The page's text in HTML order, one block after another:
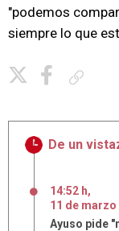
"podemos
siempre lo que
De un
14:52 h,
11 de marzo
Ayuso pide